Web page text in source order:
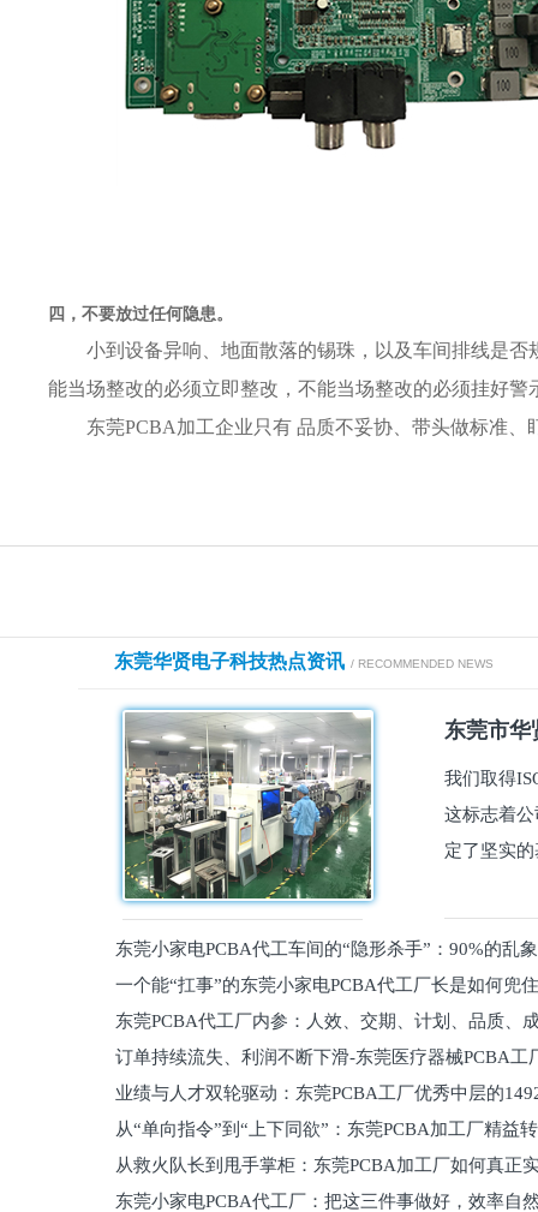
四，不要放过任何隐患。
小到设备异响、地面散落的锡珠，以及车间排线是
能当场整改的必须立即整改，不能当场整改的必须挂好警
东莞PCBA加工企业只有 品质不妥协、带头做标准
东莞华贤电子科技热点资讯 / RECOMMENDED NEWS
东莞市华
我们取得
这标志着
定了坚实
东莞小家电PCBA代工车间的“隐形杀手”：90%的乱
员工一个能“扛事”的东莞小家电PCBA代工厂长是如何兜
东莞PCBA代工厂内参：人效、交期、计划、品质
维锁客法则
订单持续流失、利润不断下滑-东莞医疗器械PCBA工
理死穴必须堵住
业绩与人才双轮驱动：东莞PCBA工厂优秀中层的
从“单向指令”到“上下同欲”：东莞PCBA加工厂精益
关键从救火队长到甩手掌柜：东莞PCBA加工厂如何真正
东莞小家电PCBA代工厂：把这三件事做好，效率自